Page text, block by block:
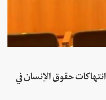
حقوق الإنسان في